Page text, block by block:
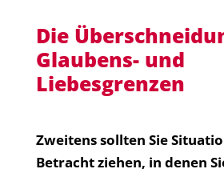
Die
Glaubens- und
Liebesgrenzen
Zweitens sollten Sie
Betracht ziehen, in denen